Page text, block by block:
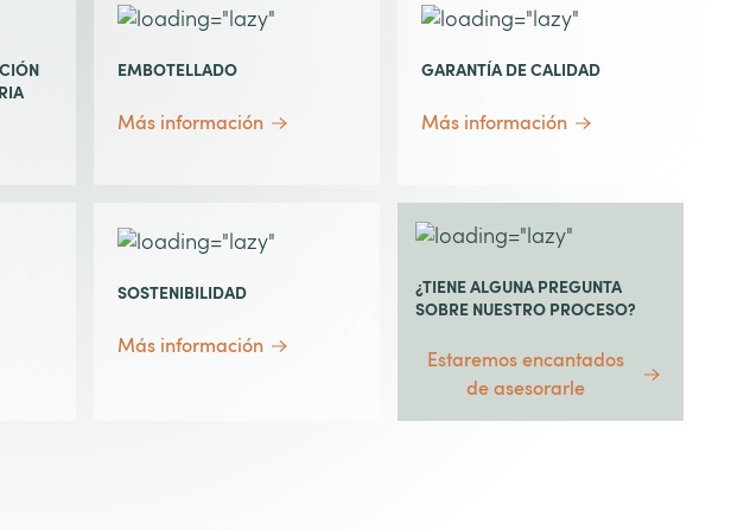
EMBOTELLADO
Más información
GARANTÍA DE CALIDAD
Más información
SOSTENIBILIDAD
Más información
¿TIENE ALGUNA PREGUNTA
SOBRE NUESTRO PROCESO?
Estaremos encantados
de asesorarle